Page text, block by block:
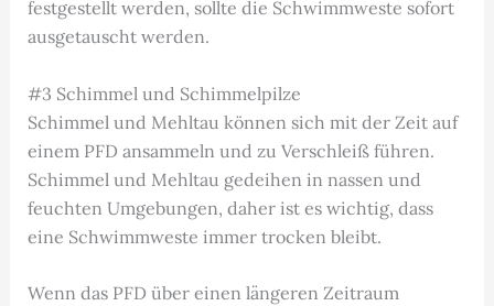
festgestellt werden, sollte die Schwimmweste sofort
ausgetauscht werden.
#3 Schimmel und Schimmelpilze
Schimmel und Mehltau können sich mit der Zeit auf
einem PFD ansammeln und zu Verschleiß führen.
Schimmel und Mehltau gedeihen in nassen und
feuchten Umgebungen, daher ist es wichtig, dass
eine Schwimmweste immer trocken bleibt.
Wenn das PFD über einen längeren Zeitraum